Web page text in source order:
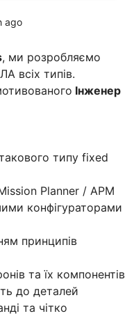
, ми розробляємо
всіх типів.
Інженер
типу fixed
Planner / APM
конфігураторами
принципів
та їх компонентів
до деталей
та чітко
ago